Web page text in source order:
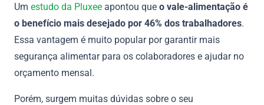
Um estudo da Pluxee apontou que o vale-alimentação é
o benefício mais desejado por 46% dos trabalhadores.
Essa vantagem é muito popular por garantir mais
segurança alimentar para os colaboradores e ajudar no
orçamento mensal.
Porém, surgem muitas dúvidas sobre o seu